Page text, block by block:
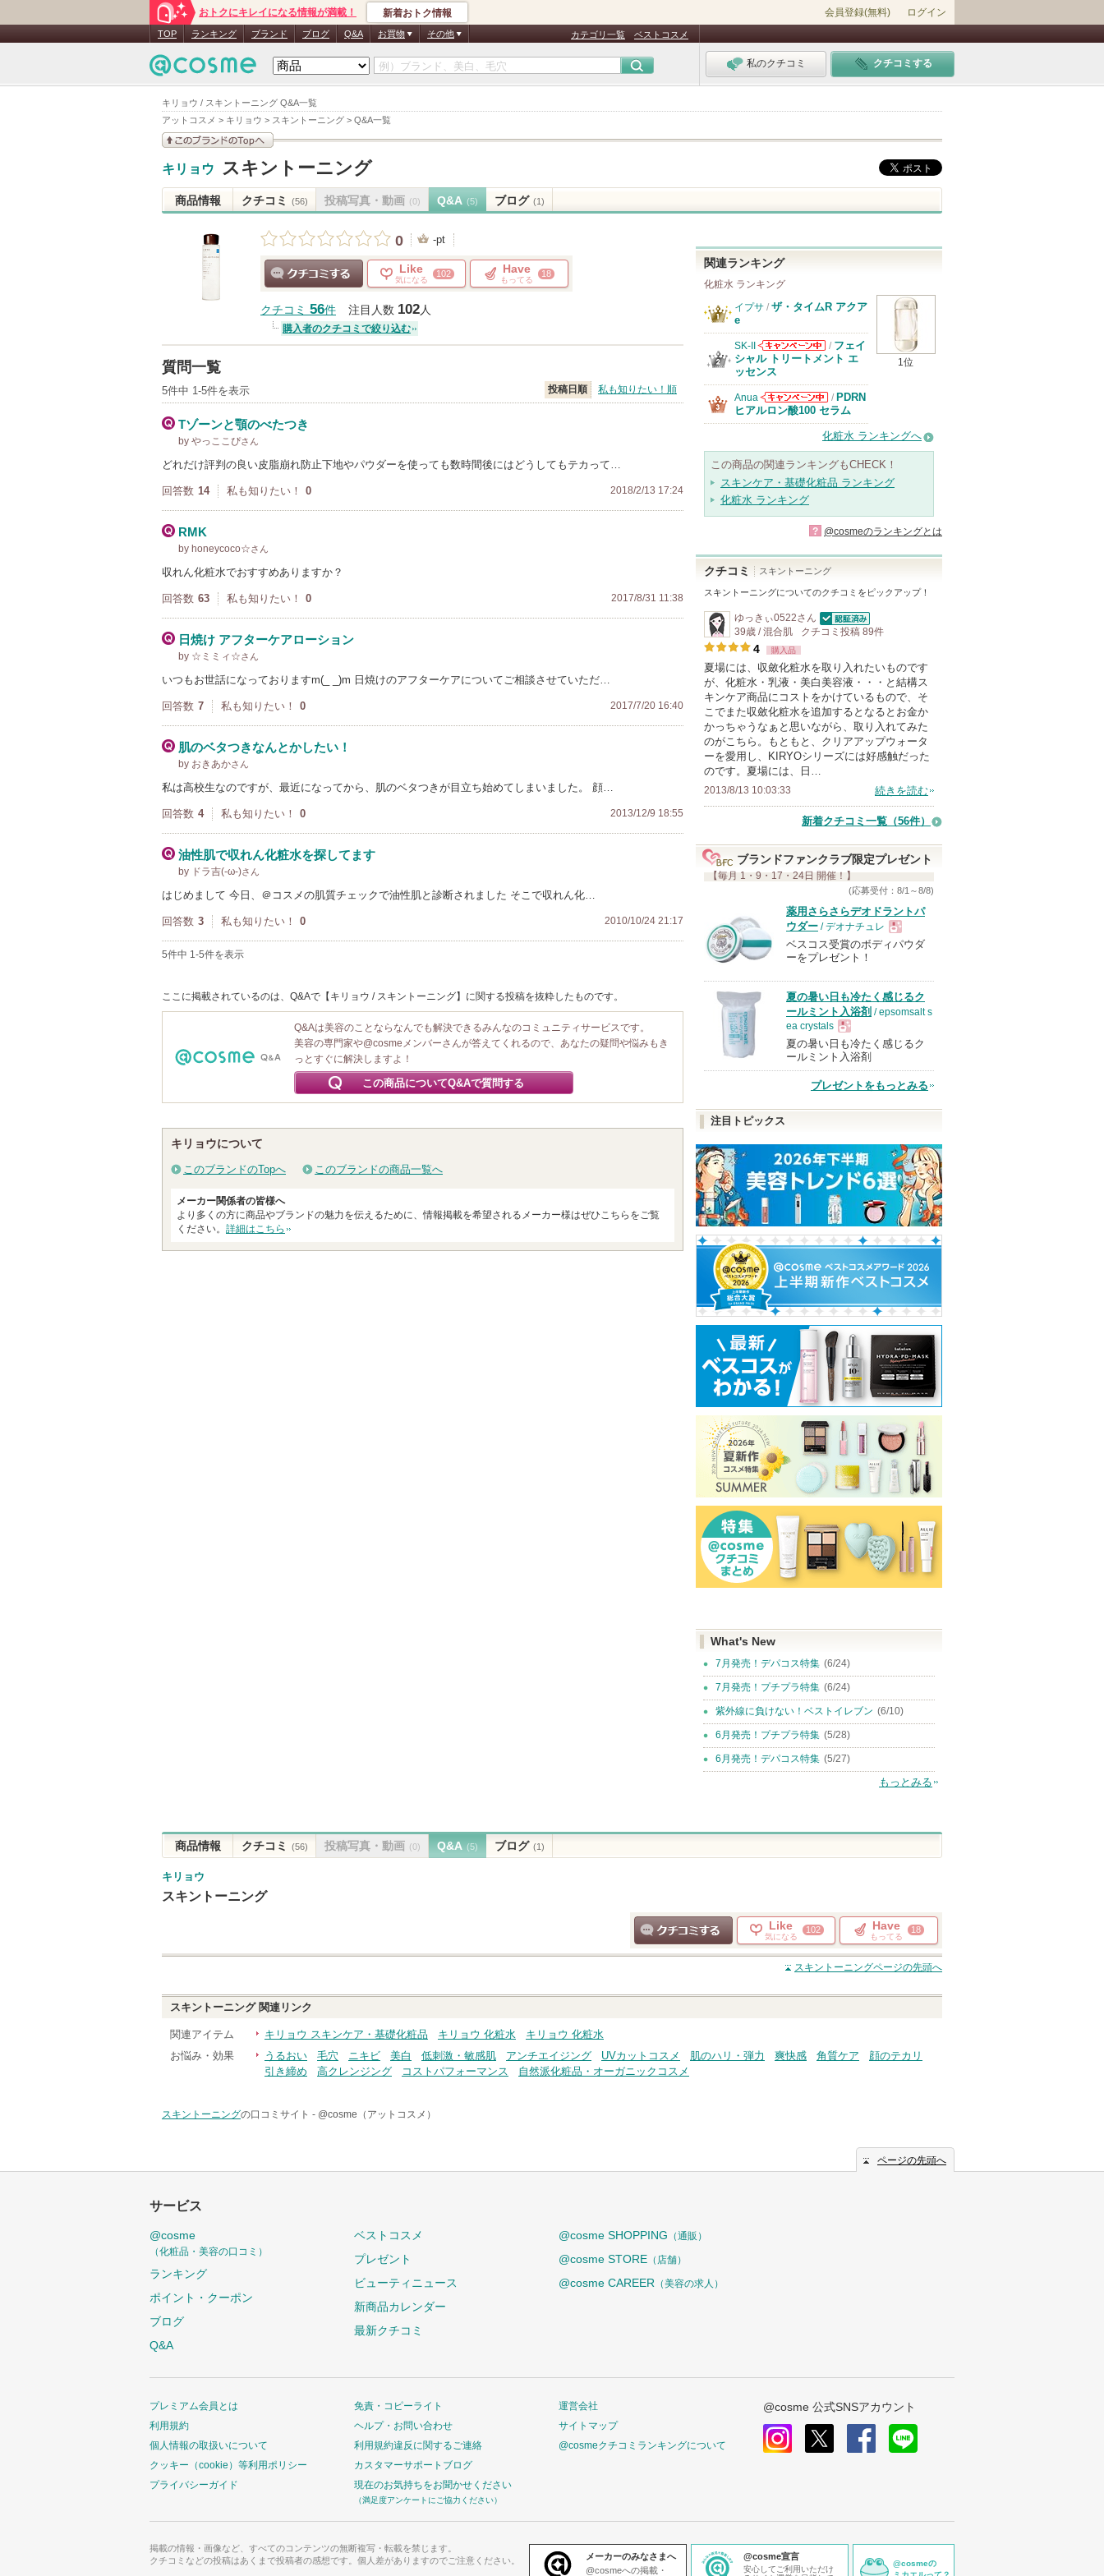
キリョウ / スキントーニング Q&A一覧
アットコスメ > キリョウ > スキントーニング > Q&A一覧
おトクにキレイになる情報が満載！ 新着おトク情報 会員登録(無料) ログイン
TOP ランキング ブランド ブログ Q&A お買物 その他 カテゴリ一覧 ベストコスメ
私のクチコミ クチコミする
このブランドの情報を
キリョウ スキントーニング
商品情報 クチコミ (56) 投稿写真・動画 (0) Q&A (5) ブログ (1)
0 -pt
Like
気になる
102 Have
もってる
18
クチコミ 56件 注目人数 102人
購入者のクチコミで絞り込む
質問一覧
5件中 1-5件を表示 投稿日順 私も知りたい！順
Tゾーンと顎のべたつき
by やっここぴさん
どれだけ評判の良い皮脂崩れ防止下地やパウダーを使っても数時間後にはどうしてもテカって…
回答数 14 私も知りたい！ 0 2018/2/13 17:24
RMK
by honeycoco☆さん
収れん化粧水でおすすめありますか？
回答数 63 私も知りたい！ 0 2017/8/31 11:38
日焼け アフターケアローション
by ☆ミミィ☆さん
いつもお世話になっておりますm(_ _)m 日焼けのアフターケアについてご相談させていただ…
回答数 7 私も知りたい！ 0 2017/7/20 16:40
肌のベタつきなんとかしたい！
by おきあかさん
私は高校生なのですが、最近になってから、肌のベタつきが目立ち始めてしまいました。 顔…
回答数 4 私も知りたい！ 0 2013/12/9 18:55
油性肌で収れん化粧水を探してます
by ドラ吉(-ω-)さん
はじめまして 今日、＠コスメの肌質チェックで油性肌と診断されました そこで収れん化…
回答数 3 私も知りたい！ 0 2010/10/24 21:17
5件中 1-5件を表示
ここに掲載されているのは、Q&Aで【キリョウ / スキントーニング】に関する投稿を抜粋したものです。
Q&Aは美容のことならなんでも解決できるみんなのコミュニティサービスです。
美容の専門家や@cosmeメンバーさんが答えてくれるので、あなたの疑問や悩みもき
っとすぐに解決しますよ！
この商品についてQ&Aで質問する
キリョウについて
このブランドのTopへ このブランドの商品一覧へ
メーカー関係者の皆様へ
より多くの方に商品やブランドの魅力を伝えるために、情報掲載を希望されるメーカー様はぜひこちらをご覧
ください。 詳細はこちら
関連ランキング
化粧水 ランキング
1位
イプサ / ザ・タイムR アクア
e
SK-II
SK-IIからのお
知らせがありま
/ フェイ
シャル トリートメント エ
ッセンス
Anua
Anuaからのお
知らせがありま
/ PDRN
ヒアルロン酸100 セラム
化粧水 ランキングへ
この商品の関連ランキングもCHECK！
スキンケア・基礎化粧品 ランキング
化粧水 ランキング
? @cosmeのランキングとは
クチコミ スキントーニング
スキントーニングについてのクチコミをピックアップ！
ゆっきぃ0522さん
認証済
39歳 / 混合肌 クチコミ投稿 89件
4 購入品
夏場には、収斂化粧水を取り入れたいものです
が、化粧水・乳液・美白美容液・・・と結構ス
キンケア商品にコストをかけているもので、そ
こでまた収斂化粧水を追加するとなるとお金か
かっちゃうなぁと思いながら、取り入れてみた
のがこちら。もともと、クリアアップウォータ
ーを愛用し、KIRYOシリーズには好感触だった
のです。夏場には、日…
2013/8/13 10:03:33 続きを読む
新着クチコミ一覧 （56件）
ブランドファンクラブ限定プレゼント
【毎月 1・9・17・24日 開催！】
(応募受付：8/1～8/8)
薬用さらさらデオドラントパ
ウダー / デオナチュレ
現
品
ベスコス受賞のボディパウダ
ーをプレゼント！
夏の暑い日も冷たく感じるク
ールミント入浴剤 / epsomsalt s
ea crystals
現
品
夏の暑い日も冷たく感じるク
ールミント入浴剤
プレゼントをもっとみる
注目トピックス
What's New
7月発売！デパコス特集 (6/24)
7月発売！プチプラ特集 (6/24)
紫外線に負けない！ベストイレブン (6/10)
6月発売！プチプラ特集 (5/28)
6月発売！デパコス特集 (5/27)
もっとみる
商品情報 クチコミ (56) 投稿写真・動画 (0) Q&A (5) ブログ (1)
キリョウ
スキントーニング
クチコミする
Like
気になる
102 Have
もってる
18
スキントーニングページの先頭へ
スキントーニング関連リンク
関連アイテム キリョウ スキンケア・基礎化粧品 キリョウ 化粧水
キリョウ 化粧水
お悩み・効果
うるおい 毛穴 ニキビ 美白 低刺激・敏感肌 アンチエイジング UVカットコスメ 肌のハリ・弾力 爽快感 角質ケア
顔のテカリ
引き締め
高クレンジング コストパフォーマンス 自然派化粧品・オーガニックコスメ
スキントーニングの口コミサイト - @cosme（アットコスメ）
ページの先頭へ
サービス
@cosme
（化粧品・美容の口コミ）
ランキング
ポイント・クーポン
ブログ
Q&A
ベストコスメ
プレゼント
ビューティニュース
新商品カレンダー
最新クチコミ
@cosme SHOPPING （通販）
@cosme STORE （店舗）
@cosme CAREER （美容の求人）
プレミアム会員とは
利用規約
個人情報の取扱いについて
クッキー（cookie）等利用ポリシー
プライバシーガイド
免責・コピーライト
ヘルプ・お問い合わせ
利用規約違反に関するご連絡
カスタマーサポートブログ
現在のお気持ちをお聞かせください
（満足度アンケートにご協力ください）
運営会社
サイトマップ
@cosmeクチコミランキングについて
@cosme 公式SNSアカウント
掲載の情報・画像など、すべてのコンテンツの無断複写・転載を禁じます。
クチコミなどの投稿はあくまで投稿者の感想です。個人差がありますのでご注意ください。
メーカーのみなさまへ
@cosmeへの掲載・
@cosme宣言
安心してご利用いただけ
@cosmeの